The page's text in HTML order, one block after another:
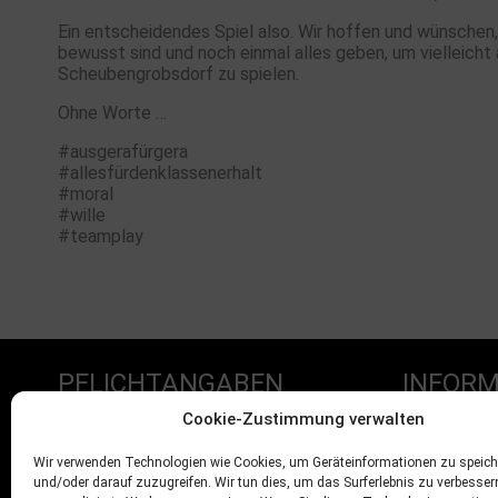
Cookie-Zustimmung verwalten
Wir verwenden Technologien wie Cookies, um Geräteinformationen zu
und/oder darauf zuzugreifen. Wir tun dies, um das Surferlebnis zu
Ein entscheidendes Spiel also. Wir hoffen und
bewusst sind und noch einmal alles geben, um
Scheubengrobsdorf zu spielen.
Ohne Worte …
#ausgerafürgera
#allesfürdenklassenerhalt
#moral
#wille
#teamplay
PFLICHTANGABEN
Impressum
Datenschutz
Mitglied
Sponsoren